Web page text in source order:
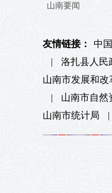
山南要闻
友情链接： 中
|
洛扎县人民
山南市发展和改
|
山南市自然
山南市统计局
|